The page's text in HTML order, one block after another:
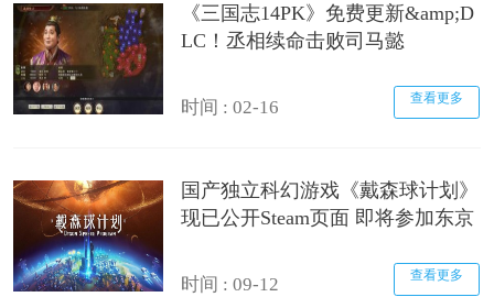
《三国志14PK》免费更新&amp;D
LC！丞相续命击败司马懿
时间 : 02-16 查看更多
国产独立科幻游戏《戴森球计划》
现已公开Steam页面 即将参加东京
时间 : 09-12 查看更多